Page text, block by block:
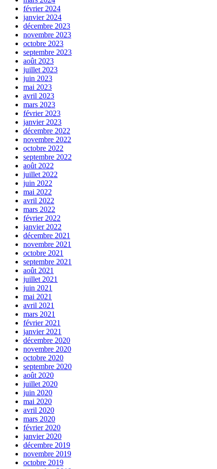
février 2024
janvier 2024
décembre 2023
novembre 2023
octobre 2023
septembre 2023
août 2023
juillet 2023
juin 2023
mai 2023
avril 2023
mars 2023
février 2023
janvier 2023
décembre 2022
novembre 2022
octobre 2022
septembre 2022
août 2022
juillet 2022
juin 2022
mai 2022
avril 2022
mars 2022
février 2022
janvier 2022
décembre 2021
novembre 2021
octobre 2021
septembre 2021
août 2021
juillet 2021
juin 2021
mai 2021
avril 2021
mars 2021
février 2021
janvier 2021
décembre 2020
novembre 2020
octobre 2020
septembre 2020
août 2020
juillet 2020
juin 2020
mai 2020
avril 2020
mars 2020
février 2020
janvier 2020
décembre 2019
novembre 2019
octobre 2019